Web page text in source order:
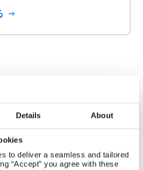
Details About
to deliver a seamless and tailored
“Accept” you agree with these
ビスの料金に関す
るQ&A
サービスの料金に関する質問
紹介します。